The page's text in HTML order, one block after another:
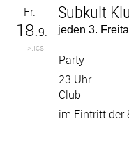
Fr.
18.9.
>.ics
Subkult
jeden 3.
Party
23 Uhr
Club
im Eintritt der